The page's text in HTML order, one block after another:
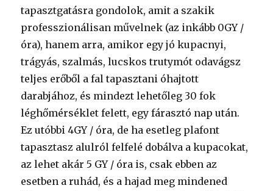
tapasztgatásra gondolok, amit a szakik
professzionálisan művelnek (az inkább 0GY /
óra), hanem arra, amikor egy jó kupacnyi,
trágyás, szalmás, lucskos trutymót odavágsz
teljes erőből a fal tapasztani óhajtott
darabjához, és mindezt lehetőleg 30 fok
léghőmérséklet felett, egy fárasztó nap után.
Ez utóbbi 4GY / óra, de ha esetleg plafont
tapasztasz alulról felfelé dobálva a kupacokat,
az lehet akár 5 GY / óra is, csak ebben az
esetben a ruhád, és a hajad meg mindened